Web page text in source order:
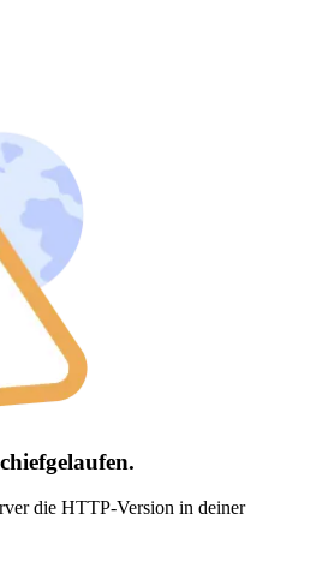
die HTTP-Version in deiner